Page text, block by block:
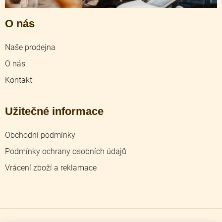
O nás
Naše prodejna
O nás
Kontakt
Užitečné informace
Obchodní podmínky
Podmínky ochrany osobních údajů
Vrácení zboží a reklamace